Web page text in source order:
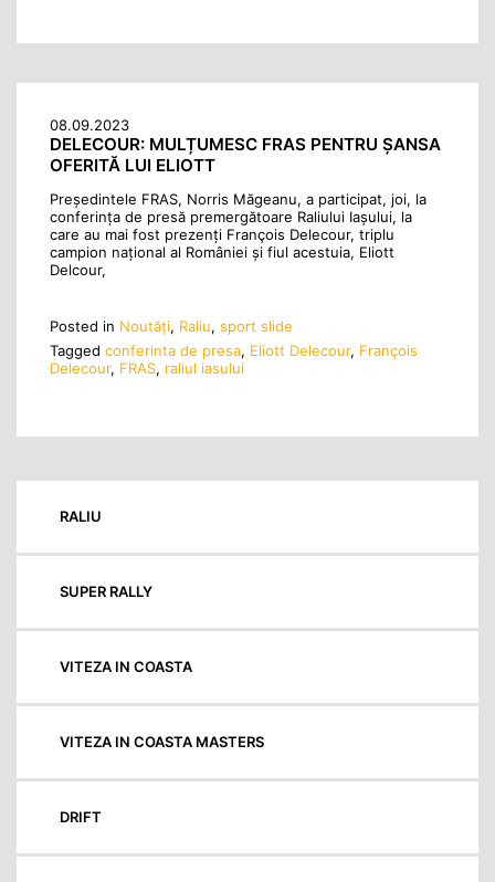
08.09.2023
DELECOUR: MULȚUMESC FRAS PENTRU ȘANSA
OFERITĂ LUI ELIOTT
Președintele FRAS, Norris Măgeanu, a participat, joi, la
conferința de presă premergătoare Raliului Iașului, la
care au mai fost prezenți François Delecour, triplu
campion național al României și fiul acestuia, Eliott
Delcour,
Posted in Noutăţi, Raliu, sport slide
Tagged conferinta de presa, Eliott Delecour, François
Delecour, FRAS, raliul iasului
RALIU
SUPER RALLY
VITEZA IN COASTA
VITEZA IN COASTA MASTERS
DRIFT